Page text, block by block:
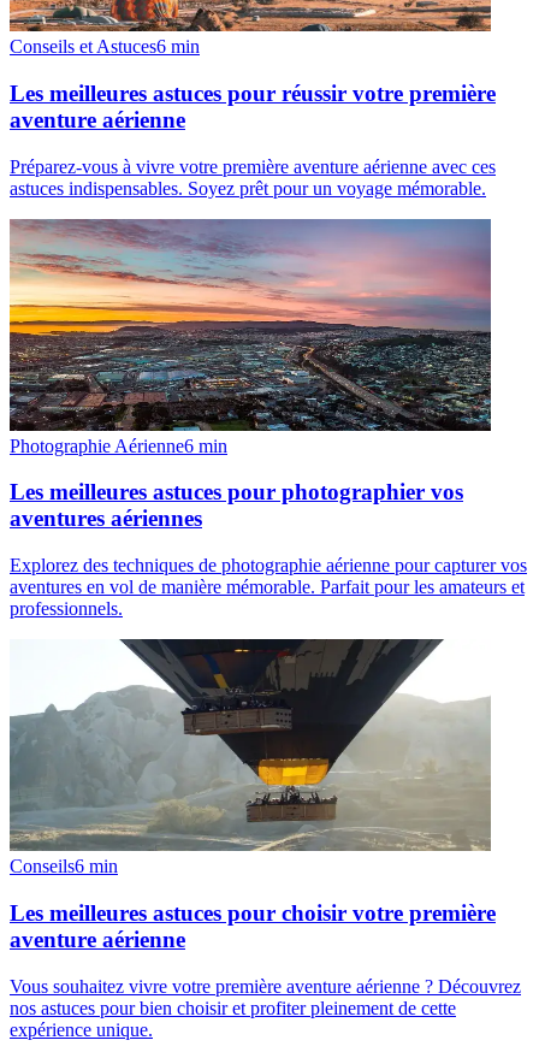
Conseils et Astuces6 min
Les meilleures astuces pour réussir votre première
aventure aérienne
Préparez-vous à vivre votre première aventure aérienne avec ces
astuces indispensables. Soyez prêt pour un voyage mémorable.
Photographie Aérienne6 min
Les meilleures astuces pour photographier vos
aventures aériennes
Explorez des techniques de photographie aérienne pour capturer vos
aventures en vol de manière mémorable. Parfait pour les amateurs et
professionnels.
Conseils6 min
Les meilleures astuces pour choisir votre première
aventure aérienne
Vous souhaitez vivre votre première aventure aérienne ? Découvrez
nos astuces pour bien choisir et profiter pleinement de cette
expérience unique.